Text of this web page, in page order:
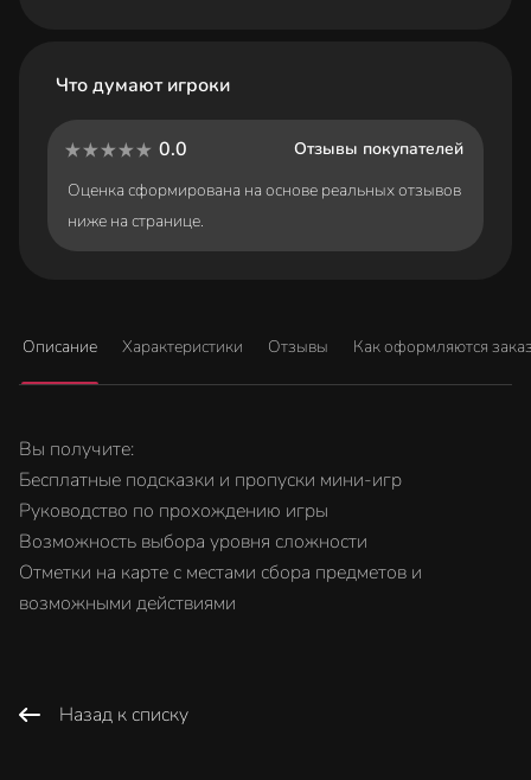
Что думают игроки
0.0
Отзывы покупателей
Оценка сформирована на основе реальных отзывов
ниже на странице.
Описание Характеристики Отзывы Как оформляются
Вы получите:
Бесплатные подсказки и пропуски мини-игр
Руководство по прохождению игры
Возможность выбора уровня сложности
Отметки на карте с местами сбора предметов и
возможными действиями
Назад к списку